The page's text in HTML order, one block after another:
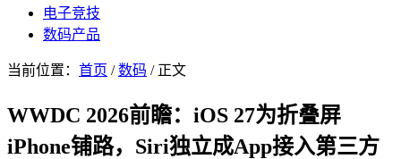
电子竞技
数码产品
当前位置： 首页 /数码 / 正文
WWDC 2026前瞻：iOS 27为折叠屏
iPhone铺路，Siri独立成App接入第三方